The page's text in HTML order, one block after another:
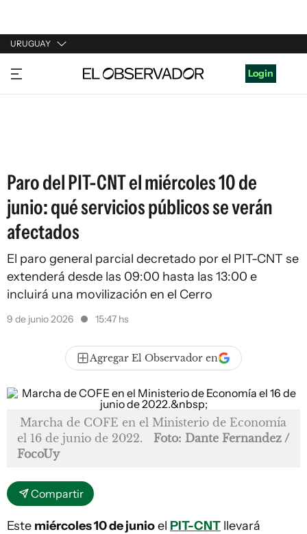
URUGUAY
URUGUAY
ARGENTINA
Login
Paro del PIT-CNT el miércoles 10 de
junio: qué servicios públicos se verán
afectados
El paro general parcial decretado por el PIT-CNT se
extenderá desde las 09:00 hasta las 13:00 e
incluirá una movilización en el Cerro
9 de junio 2026 15:47 hs
Agregar El Observador en
Marcha de COFE en el Ministerio de Economía
el 16 de junio de 2022.
Foto: Dante Fernandez /
FocoUy
Compartir
Este miércoles 10 de junioel PIT-CNT llevará